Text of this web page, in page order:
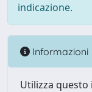
indicazione.
Informazioni
Utilizza